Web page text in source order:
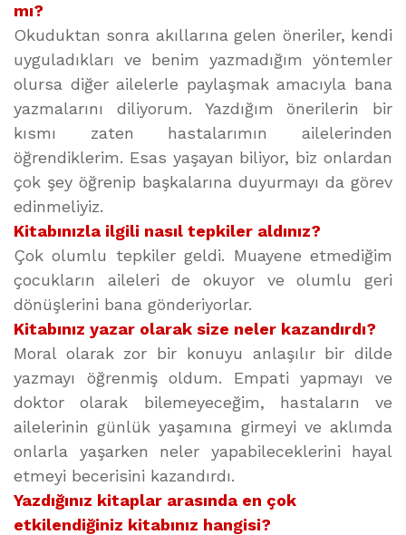
mı?
Okuduktan sonra akıllarına gelen öneriler, kendi
uyguladıkları ve benim yazmadığım yöntemler
olursa diğer ailelerle paylaşmak amacıyla bana
yazmalarını diliyorum. Yazdığım önerilerin bir
kısmı zaten hastalarımın ailelerinden
öğrendiklerim. Esas yaşayan biliyor, biz onlardan
çok şey öğrenip başkalarına duyurmayı da görev
edinmeliyiz.
Kitabınızla ilgili nasıl tepkiler aldınız?
Çok olumlu tepkiler geldi. Muayene etmediğim
çocukların aileleri de okuyor ve olumlu geri
dönüşlerini bana gönderiyorlar.
Kitabınız yazar olarak size neler kazandırdı?
Moral olarak zor bir konuyu anlaşılır bir dilde
yazmayı öğrenmiş oldum. Empati yapmayı ve
doktor olarak bilemeyeceğim, hastaların ve
ailelerinin günlük yaşamına girmeyi ve aklımda
onlarla yaşarken neler yapabileceklerini hayal
etmeyi becerisini kazandırdı.
Yazdığınız kitaplar arasında en çok
etkilendiğiniz kitabınız hangisi?